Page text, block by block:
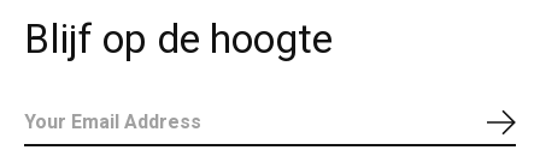
Blijf op de hoogte